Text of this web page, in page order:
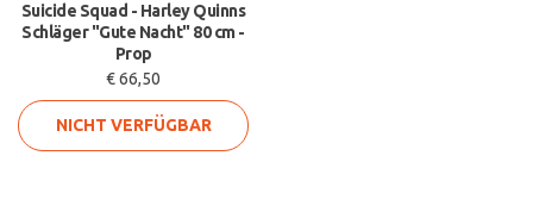
Suicide Squad - Harley Quinns
Schläger "Gute Nacht" 80 cm -
Prop
€ 66,50
NICHT VERFÜGBAR